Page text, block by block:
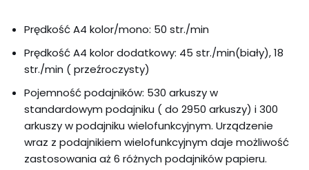
Prędkość A4 kolor/mono: 50 str./min
Prędkość A4 kolor dodatkowy: 45 str./min(biały), 18
str./min ( przeźroczysty)
Pojemność podajników: 530 arkuszy w
standardowym podajniku ( do 2950 arkuszy) i 300
arkuszy w podajniku wielofunkcyjnym. Urządzenie
wraz z podajnikiem wielofunkcyjnym daje możliwość
zastosowania aż 6 różnych podajników papieru.